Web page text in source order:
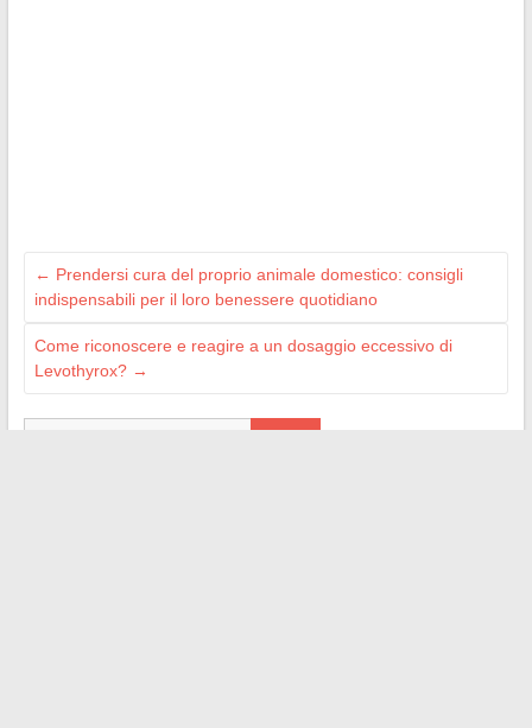
← Prendersi cura del proprio animale domestico: consigli
indispensabili per il loro benessere quotidiano
Come riconoscere e reagire a un dosaggio eccessivo di
Levothyrox? →